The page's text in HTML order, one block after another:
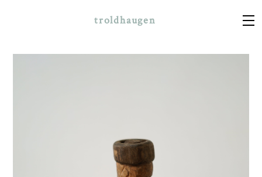
troldhaugen